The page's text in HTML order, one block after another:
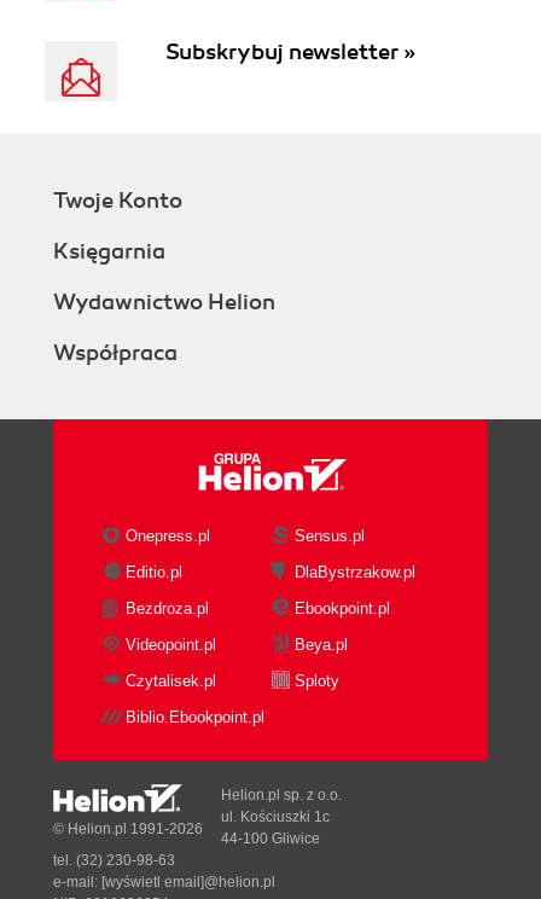
Subskrybuj newsletter »
Twoje Konto
Księgarnia
Wydawnictwo Helion
Współpraca
Onepress.pl
Sensus.pl
Editio.pl
DlaBystrzakow.pl
Bezdroza.pl
Ebookpoint.pl
Videopoint.pl
Beya.pl
Czytalisek.pl
Sploty
Biblio.Ebookpoint.pl
© Helion.pl 1991-2026
Helion.pl sp. z o.o.
ul. Kościuszki 1c
44-100 Gliwice
tel. (32) 230-98-63
e-mail: [wyświetl email]@helion.pl